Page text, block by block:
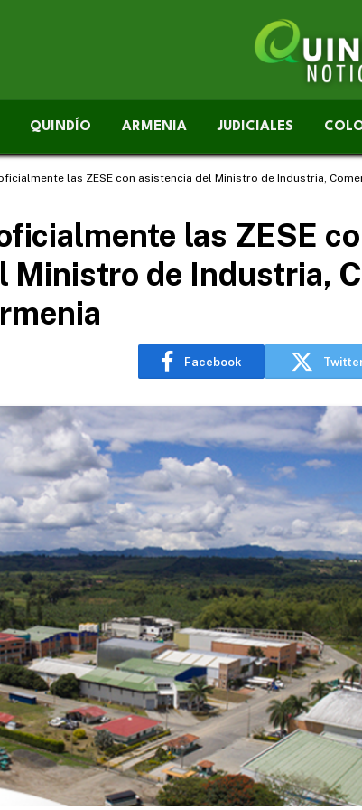
QUINDÍO ARMENIA JUDICIALES
las ZESE con asistencia del Ministro de Industria,
las ZESE
Ministro de Industria,
Facebook